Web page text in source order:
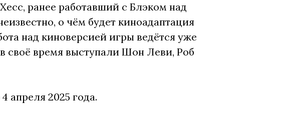
ранее работавший с Блэком над
о чём будет киноадаптация
над киноверсией игры ведётся уже
своё время выступали Шон Леви, Роб
апреля 2025 года.